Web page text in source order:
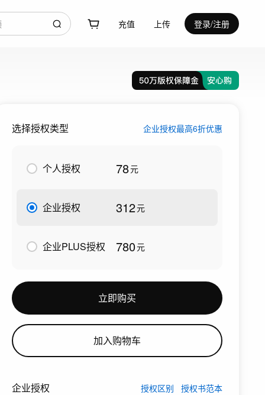
充值 上传 登录/注册
选择授权类型 企业授权最高6折优惠
个人授权 78元
企业授权 312元
企业PLUS授权 780元
立即购买
加入购物车
企业授权 授权区别 授权书范本